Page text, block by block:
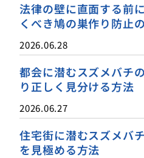
法律の壁に直面する前
くべき鳩の巣作り防止
2026.06.28
都会に潜むスズメバチ
り正しく見分ける方法
2026.06.27
住宅街に潜むスズメバ
を見極める方法